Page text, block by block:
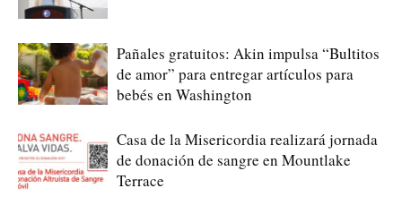
Pañales gratuitos: Akin impulsa “Bultitos
de amor” para entregar artículos para
bebés en Washington
Casa de la Misericordia realizará jornada
de donación de sangre en Mountlake
Terrace